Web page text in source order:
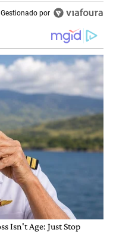
Gestionado por